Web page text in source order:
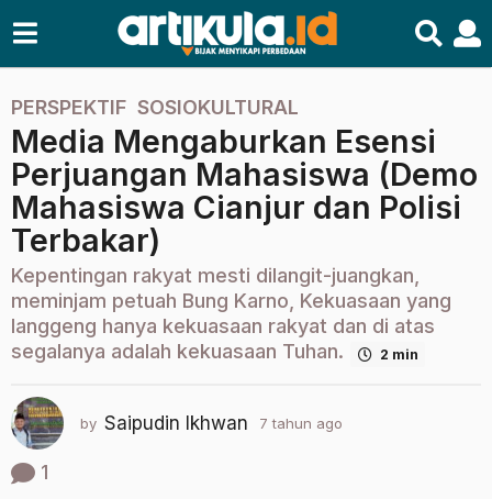
7
t
a
h
u
a
g
o
2
a
h
n
PERSPEKTIF ,
SOSIOKULTURAL
Media Mengaburkan Esensi
Perjuangan Mahasiswa (Demo
Mahasiswa Cianjur dan Polisi
Terbakar)
Kepentingan rakyat mesti dilangit-juangkan,
meminjam petuah Bung Karno, Kekuasaan yang
langgeng hanya kekuasaan rakyat dan di atas
segalanya adalah kekuasaan Tuhan.
2 min
by Saipudin Ikhwan 7 tahun ago
1